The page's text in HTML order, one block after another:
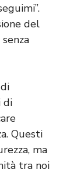
del
di
Questi
ma
tra noi